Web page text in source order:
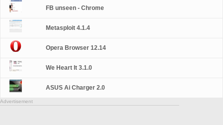
FB unseen - Chrome
Metasploit 4.1.4
Opera Browser 12.14
We Heart It 3.1.0
ASUS Ai Charger 2.0
Advertisement